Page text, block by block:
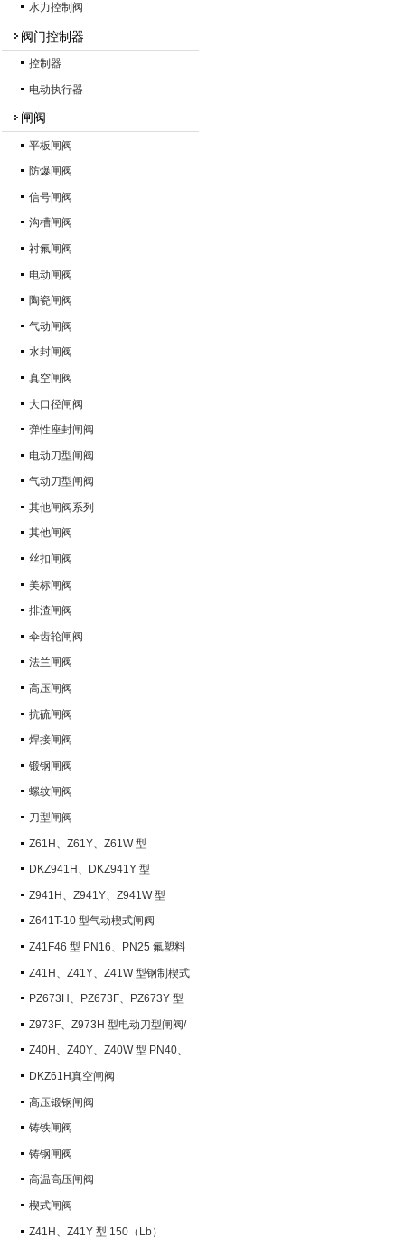
水力控制阀
阀门控制器
控制器
电动执行器
闸阀
平板闸阀
防爆闸阀
信号闸阀
沟槽闸阀
衬氟闸阀
电动闸阀
陶瓷闸阀
气动闸阀
水封闸阀
真空闸阀
大口径闸阀
弹性座封闸阀
电动刀型闸阀
气动刀型闸阀
其他闸阀系列
其他闸阀
丝扣闸阀
美标闸阀
排渣闸阀
伞齿轮闸阀
法兰闸阀
高压闸阀
抗硫闸阀
焊接闸阀
锻钢闸阀
螺纹闸阀
刀型闸阀
Z61H、Z61Y、Z61W 型
PN100~PN160 承插焊楔式闸阀
DKZ941H、DKZ941Y 型
PN10~PN100 钢制真空闸阀
Z941H、Z941Y、Z941W 型
PN100~PN200 钢制电动楔式闸阀
Z641T-10 型气动楔式闸阀
Z41F46 型 PN16、PN25 氟塑料
衬里楔式闸阀
Z41H、Z41Y、Z41W 型钢制楔式
闸阀PZ673H、PZ673F、PZ673Y 型
气动刀型闸阀/刀闸阀
Z973F、Z973H 型电动刀型闸阀/
刀闸阀
Z40H、Z40Y、Z40W 型 PN40、
PN63 钢制楔式闸阀
DKZ61H真空闸阀
高压锻钢闸阀
铸铁闸阀
铸钢闸阀
高温高压闸阀
楔式闸阀
Z41H、Z41Y 型 150（Lb）